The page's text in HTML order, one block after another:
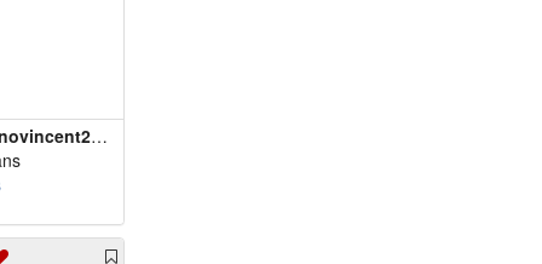
Brunovincent2022